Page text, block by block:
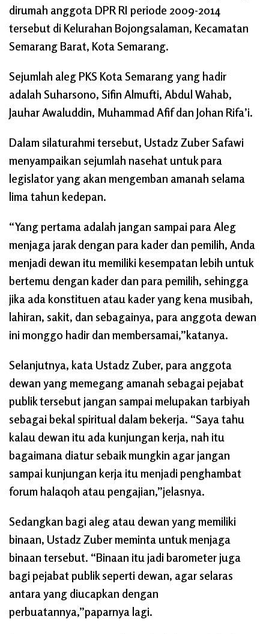
dirumah anggota DPR RI periode 2009-2014
tersebut di Kelurahan Bojongsalaman, Kecamatan
Semarang Barat, Kota Semarang.
Sejumlah aleg PKS Kota Semarang yang hadir
adalah Suharsono, Sifin Almufti, Abdul Wahab,
Jauhar Awaluddin, Muhammad Afif dan Johan Rifa’i.
Dalam silaturahmi tersebut, Ustadz Zuber Safawi
menyampaikan sejumlah nasehat untuk para
legislator yang akan mengemban amanah selama
lima tahun kedepan.
“Yang pertama adalah jangan sampai para Aleg
menjaga jarak dengan para kader dan pemilih, Anda
menjadi dewan itu memiliki kesempatan lebih untuk
bertemu dengan kader dan para pemilih, sehingga
jika ada konstituen atau kader yang kena musibah,
lahiran, sakit, dan sebagainya, para anggota dewan
ini monggo hadir dan membersamai,”katanya.
Selanjutnya, kata Ustadz Zuber, para anggota
dewan yang memegang amanah sebagai pejabat
publik tersebut jangan sampai melupakan tarbiyah
sebagai bekal spiritual dalam bekerja. “Saya tahu
kalau dewan itu ada kunjungan kerja, nah itu
bagaimana diatur sebaik mungkin agar jangan
sampai kunjungan kerja itu menjadi penghambat
forum halaqoh atau pengajian,”jelasnya.
Sedangkan bagi aleg atau dewan yang memiliki
binaan, Ustadz Zuber meminta untuk menjaga
binaan tersebut. “Binaan itu jadi barometer juga
bagi pejabat publik seperti dewan, agar selaras
antara yang diucapkan dengan
perbuatannya,”paparnya lagi.